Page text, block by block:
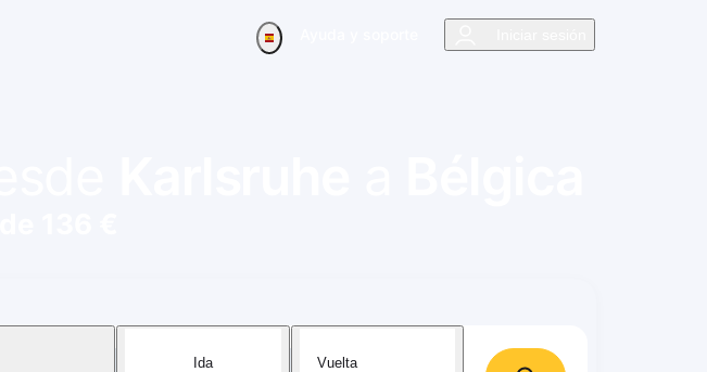
Ida Vuelta